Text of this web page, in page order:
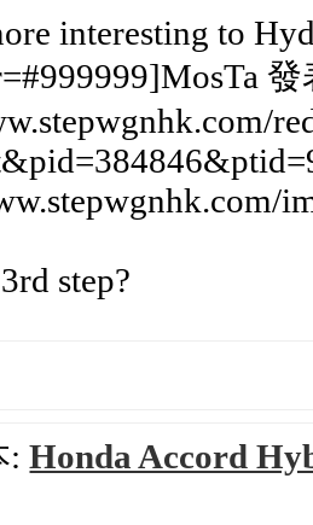
interesting to
step?
:Honda Accord